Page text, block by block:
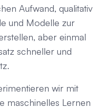
Aufwand, qualitativ
und Modelle zur
aber einmal
schneller und
wir mit
maschinelles Lernen